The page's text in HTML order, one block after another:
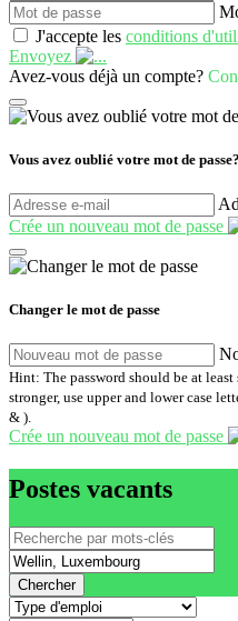
J'accepte les conditions
Envoyez
Avez-vous déjà un compte?
Vous avez oublié votre mot de passe?
Crée un nouveau mot de passe
Changer le mot de passe
Hint: The password should be at
stronger, use upper and lower case
& ).
Crée un nouveau mot de passe
Postes vacants
Chercher